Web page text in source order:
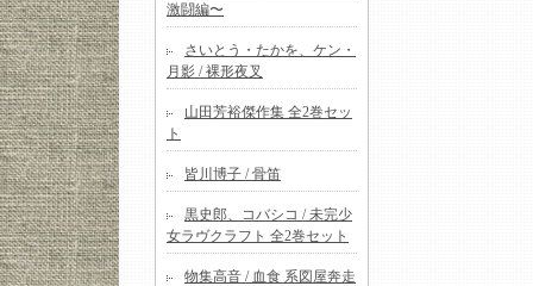
激闘編〜
さいとう・たかを、ケン・
月影 / 裸形夜叉
山田芳裕傑作集 全2巻セッ
ト
皆川博子 / 骨笛
黒史郎、コバシコ / 未完少
女ラヴクラフト 全2巻セット
物集高音 / 血食 系図屋奔走